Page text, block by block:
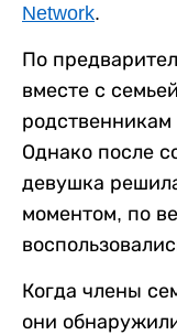
Network.
По
вместе с
Однако после
девушка
моментом, по
Когда члены
они